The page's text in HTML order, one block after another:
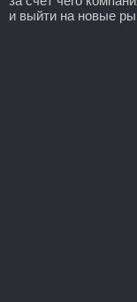
и выйти на новые